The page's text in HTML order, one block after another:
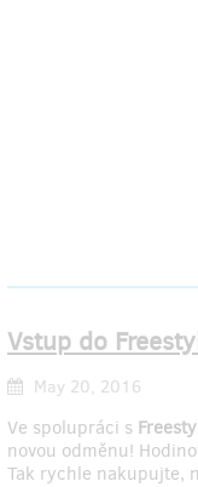
Vstup do
May 20, 2016
Ve spolupráci s
novou odměnu!
Tak rychle nakupujte,